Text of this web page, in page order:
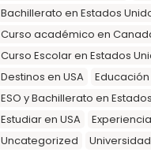
Bachillerato en Estados
Curso académico en
Curso Escolar en Estados
Destinos en USA
ESO y Bachillerato en
Estudiar en USA
Uncategorized